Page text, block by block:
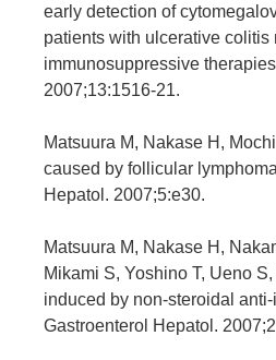
early detection of
patients with ulcerative colitis
immunosuppressive
2007;13:1516-21.
Matsuura M, Nakase H,
caused by follicular
Hepatol. 2007;5:e30.
Matsuura M, Nakase H,
Mikami S, Yoshino T, Ueno
induced by non-steroidal
Gastroenterol Hepatol.